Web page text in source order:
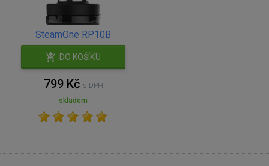
SteamOne RP10B
DO KOŠÍKU
799 Kč s DPH
skladem